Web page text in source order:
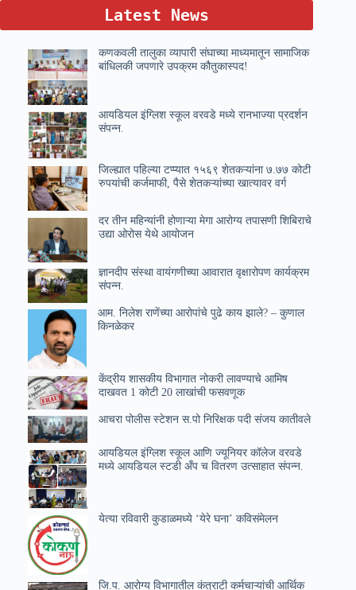
Latest News
कणकवली तालुका व्यापारी संघाच्या माध्यमातून सामाजिक
बांधिलकी जपणारे उपक्रम कौतुकास्पद!
आयडियल इंग्लिश स्कूल वरवडे मध्ये रानभाज्या प्रदर्शन
संपन्न.
जिल्ह्यात पहिल्या टप्प्यात १५६९ शेतकऱ्यांना ७.७७ कोटी
रुपयांची कर्जमाफी, पैसे शेतकऱ्यांच्या खात्यावर वर्ग
दर तीन महिन्यांनी होणाऱ्या मेगा आरोग्य तपासणी शिबिराचे
उद्या ओरोस येथे आयोजन
ज्ञानदीप संस्था वायंगणीच्या आवारात वृक्षारोपण कार्यक्रम
संपन्न.
आम. निलेश राणेंच्या आरोपांचे पुढे काय झाले? – कुणाल
किनळेकर
केंद्रीय शासकीय विभागात नोकरी लावण्याचे आमिष
दाखवत 1 कोटी 20 लाखांची फसवणूक
आचरा पोलीस स्टेशन स.पो निरिक्षक पदी संजय कातीवले
आयडियल इंग्लिश स्कूल आणि ज्यूनियर कॉलेज वरवडे
मध्ये आयडियल स्टडी अँप च वितरण उत्साहात संपन्न.
येत्या रविवारी कुडाळमध्ये ‘येरे घना’ कविसंमेलन
जि.प. आरोग्य विभागातील कंत्राटी कर्मचाऱ्यांची आर्थिक